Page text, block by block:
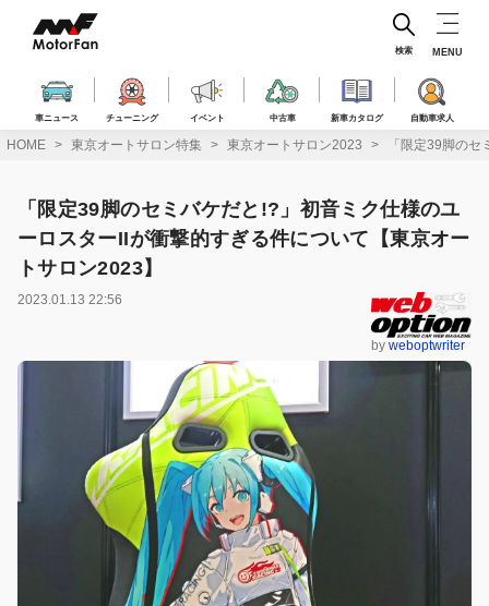
ス
車ニュース チューニング イベント 中古車 新車カタログ 自動車求人
検索 MENU
HOME 東京オートサロン特集 東京オートサロン2023 「限定39脚の
「限定39脚のセミバケだと!?」初音ミク仕様のユ
ーロスターIIが衝撃的すぎる件について【東京オー
トサロン2023】
2023.01.13 22:56
by weboptwriter